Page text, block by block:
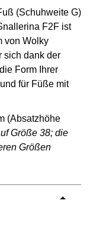
(Schuhweite G)
F2F ist
von Wolky
sich dank der
Form Ihrer
für Füße mit
(Absatzhöhe
Größe 38; die
Größen